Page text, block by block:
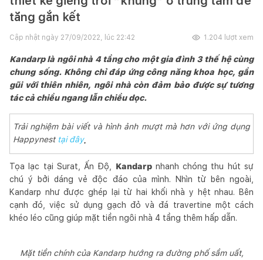
tăng gắn kết
Cập nhật ngày 27/09/2022, lúc 22:42 1.204 lượt xem
Kandarp là ngôi nhà 4 tầng cho một gia đình 3 thế hệ cùng
chung sống. Không chỉ đáp ứng công năng khoa học, gần
gũi với thiên nhiên, ngôi nhà còn đảm bảo được sự tương
tác cả chiều ngang lẫn chiều dọc.
Trải nghiệm bài viết và hình ảnh mượt mà hơn với ứng dụng
Happynest tại đây.
Tọa lạc tại Surat, Ấn Độ, Kandarpnhanh chóng thu hút sự
chú ý bởi dáng vẻ độc đáo của mình. Nhìn từ bên ngoài,
Kandarp như được ghép lại từ hai khối nhà y hệt nhau. Bên
cạnh đó, việc sử dụng gạch đỏ và đá travertine một cách
khéo léo cũng giúp mặt tiền ngôi nhà 4 tầng thêm hấp dẫn.
Mặt tiền chính của Kandarp hướng ra đường phố sầm uất,